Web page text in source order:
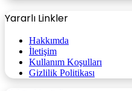
Yararlı Linkler
Hakkımda
İletişim
Kullanım Koşulları
Gizlilik Politikası